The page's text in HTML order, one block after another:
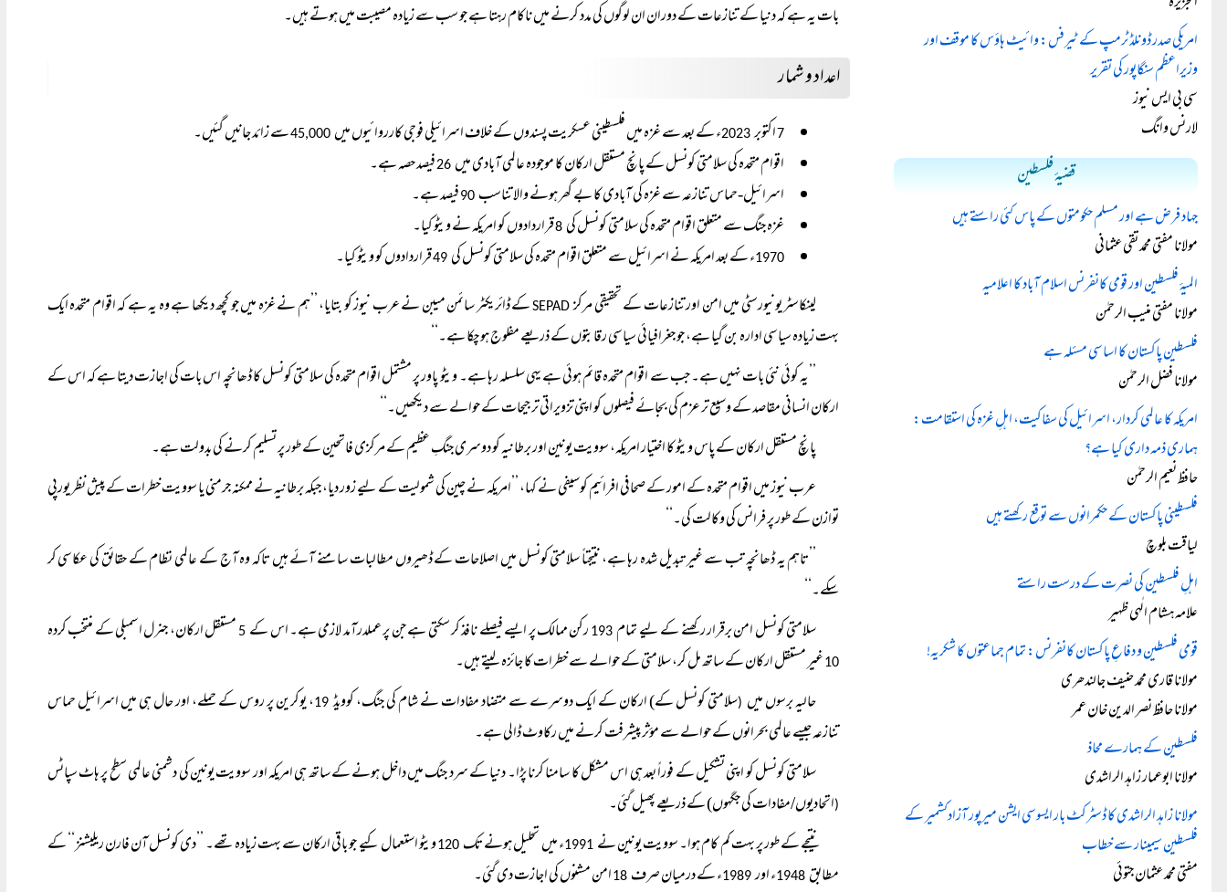
بات یہ ہے کہ دنیا کے تنازعات کے دوران ان لوگوں کی مدد کرنے میں ناکام رہتا ہے جو سب سے زیادہ مصیبت میں ہوتے ہیں۔
اعداد و شمار
7اکتوبر2023 ء کے بعد سے غزہ میں فلسطینی عسکریت پسندوں کے خلاف اسرائیلی فوجی کارروائیوں میں
سے زائد جانیں گئیں۔
اقوام متحدہ کی سلامتی کونسل کے پانچ مستقل ارکان کا موجودہ عالمی آبادی میں
فیصد حصہ ہے۔
اسرائیل-حماس تنازعہ سے غزہ کی آبادی کا بے گھر ہونے والا تناسب
فیصد ہے۔
غزہ جنگ سے متعلق اقوام متحدہ کی سلامتی کونسل کی قراردادوں کو امریکہ نے ویٹو کیا۔
1970ء کے بعد امریکہ نے اسرائیل سے متعلق اقوام متحدہ کی سلامتی کونسل کی
قراردادوں کو ویٹو کیا۔
لینکاسٹر یونیورسٹی میں امن اور تنازعات کے تحقیقی مرکزSEPAD
کے ڈائریکٹر سائمن میبن نے عرب نیوز کو بتایا، ’’ہم نے غزہ میں جو کچھ دیکھا ہے وہ یہ ہے کہ اقوام متحدہ ایک
بہت زیادہ سیاسی ادارہ بن گیا ہے، جو جغرافیائی سیاسی رقابتوں کے ذریعے مفلوج ہو چکا ہے۔‘‘
’’یہ کوئی نئی بات نہیں ہے۔ جب سے اقوام متحدہ قائم ہوئی ہے یہی سلسلہ رہا ہے۔ ویٹو پاور پر مشتمل اقوام متحدہ کی سلامتی کونسل کا ڈھانچہ اس بات کی اجازت دیتا ہے کہ اس کے
ارکان انسانی مقاصد کے وسیع تر عزم کی بجائے فیصلوں کو اپنی تزویراتی ترجیحات کے حوالے سے دیکھیں۔‘‘
پانچ مستقل ارکان کے پاس ویٹو کا اختیار امریکہ، سوویت یونین اور برطانیہ کو دوسری جنگِ عظیم کے مرکزی فاتحین کے طور پر تسلیم کرنے کی بدولت ہے۔
عرب نیوز میں اقوام متحدہ کے امور کے صحافی افرائیم کوسیفی نے کہا، ’’امریکہ نے چین کی شمولیت کے لیے زور دیا، جبکہ برطانیہ نے ممکنہ جرمنی یا سوویت خطرات کے پیش نظر یورپی
توازن کے طور پر فرانس کی وکالت کی۔‘‘
’’تاہم یہ ڈھانچہ تب سے غیر تبدیل شدہ رہا ہے، نتیجتاً‌ سلامتی کونسل میں اصلاحات کے ڈھیروں مطالبات سامنے آئے ہیں تاکہ وہ آج کے عالمی نظام کے حقائق کی عکاسی کر
سکے۔‘‘
سلامتی کونسل امن برقرار رکھنے کے لیے تمام 193 رکن ممالک پر ایسے فیصلے نافذ کر سکتی ہے جن پر عملدرآمد لازمی ہے۔ اس کے 5 مستقل ارکان، جنرل اسمبلی کے منتخب کردہ
10غیر مستقل ارکان کے ساتھ مل کر، سلامتی کے حوالے سے خطرات کا جائزہ لیتے ہیں۔
حالیہ برسوں میں (سلامتی کونسل کے) ارکان کے ایک دوسرے سے متضاد مفادات نے شام کی جنگ، کوویڈ19
، یوکرین پر روس کے حملے، اور حال ہی میں اسرائیل حماس
تنازعہ جیسے عالمی بحرانوں کے حوالے سے مؤثر پیشرفت کرنے میں رکاوٹ ڈالی ہے۔
سلامتی کونسل کو اپنی تشکیل کے فوراً‌ بعد ہی اس مشکل کا سامنا کرنا پڑا۔ دنیا کے سرد جنگ میں داخل ہونے کے ساتھ ہی امریکہ اور سوویت یونین کی دشمنی عالمی سطح پر ہاٹ سپاٹس
(اتحادیوں/مفادات کی جگہوں) کے ذریعے پھیل گئی۔
نتیجے کے طور پر بہت کم کام ہوا۔ سوویت یونین نے 1991 ء میں تحلیل ہونے تک 120
ویٹو استعمال کیے جو باقی ارکان سے بہت زیادہ تھے۔ ’’دی کونسل آن فارن ریلیشنز‘‘ کے
مطابق
ء اور1989 ء کے درمیان صرف
امن مشنوں کی اجازت دی گئی۔
امریکی صدر ڈونلڈ ٹرمپ کے ٹیرفس: وائیٹ ہاؤس کا موقف اور
وزیراعظم سنگاپور کی تقریر
سی بی ایس نیوز
لارنس وانگ
قضیۂ فلسطین
جہاد فرض ہے اور مسلم حکومتوں کے پاس کئی راستے ہیں
مولانا مفتی محمد تقی عثمانی
المیۂ فلسطین اور قومی کانفرنس اسلام آباد کا اعلامیہ
مولانا مفتی منیب الرحمٰن
فلسطین پاکستان کا اساسی مسئلہ ہے
مولانا فضل الرحمٰن
امریکہ کا عالمی کردار، اسرائیل کی سفاکیت، اہلِ غزہ کی استقامت:
ہماری ذمہ داری کیا ہے؟
حافظ نعیم الرحمٰن
فلسطینی پاکستان کے حکمرانوں سے توقع رکھتے ہیں
لیاقت بلوچ
اہلِ فلسطین کی نصرت کے درست راستے
علامہ ہشام الٰہی ظہیر
قومی فلسطین و دفاعِ پاکستان کانفرنس: تمام جماعتوں کا شکریہ!
مولانا قاری محمد حنیف جالندھری
مولانا حافظ نصر الدین خان عمر
فلسطین کے ہمارے محاذ
مولانا ابوعمار زاہد الراشدی
مولانا زاہد الراشدی کا ڈسٹرکٹ بار ایسوسی ایشن میرپور آزادکشمیر کے
فلسطین سیمینار سے خطاب
مفتی محمد عثمان جتوئی